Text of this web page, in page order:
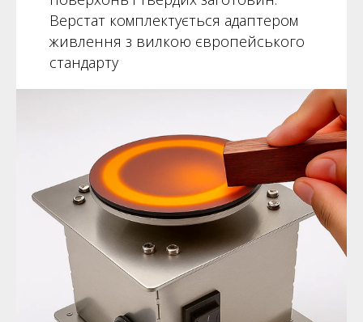
Верстат комплектується адаптером
живлення з вилкою європейського
стандарту